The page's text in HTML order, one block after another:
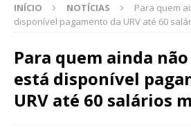
INÍCIO NOTÍCIAS
Para quem
disponível pagamento da URV até 60
Para quem ainda
está disponível
URV até 60 salários